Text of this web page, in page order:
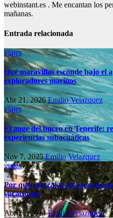
webinstant.es . Me encantan los
mañanas.
Entrada relacionada
viajes
Qué maravillas esconde bajo el
exploradores marinos
Abr 21, 2026Emilio Velazquez
viajes
El auge del buceo en Tenerife:
experiencias subacuáticas
Nov 7, 2025Emilio Velazquez
viajes
Por qué contratar las
vacaciones
Abr 26, 2024Emilio Velazquez